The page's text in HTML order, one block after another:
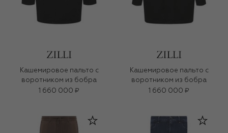
Кашемировое пальто с
воротником из бобра
1 660 000 ₽
Кашемировое пальто с
воротником из бобра
1 660 000 ₽